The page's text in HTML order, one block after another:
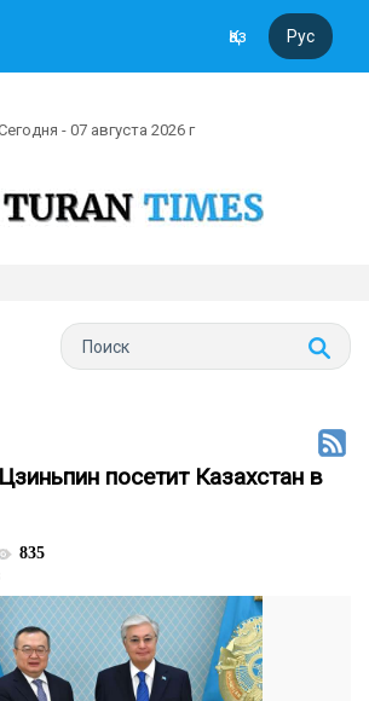
Қаз Рус
- 07 августа 2026 г
посетит Казахстан в
835